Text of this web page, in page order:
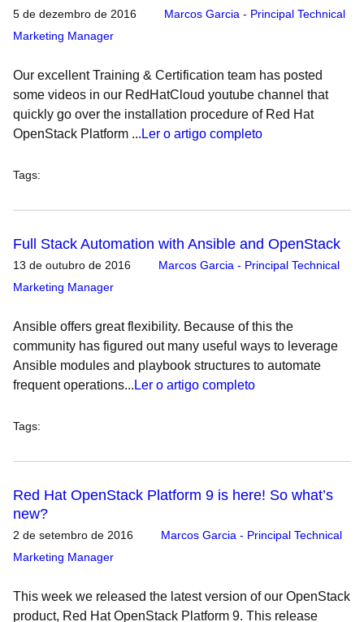
5 de dezembro de 2016
Marcos Garcia - Principal Technical
Marketing Manager
Our excellent Training & Certification team has posted
some videos in our RedHatCloud youtube channel that
quickly go over the installation procedure of Red Hat
OpenStack Platform ... Ler o artigo completo
Tags:
Full Stack Automation with Ansible and OpenStack
13 de outubro de 2016
Marcos Garcia - Principal Technical
Marketing Manager
Ansible offers great flexibility. Because of this the
community has figured out many useful ways to leverage
Ansible modules and playbook structures to automate
frequent operations... Ler o artigo completo
Tags:
Red Hat OpenStack Platform 9 is here! So what’s
new?
2 de setembro de 2016
Marcos Garcia - Principal Technical
Marketing Manager
This week we released the latest version of our OpenStack
product, Red Hat OpenStack Platform 9. This release